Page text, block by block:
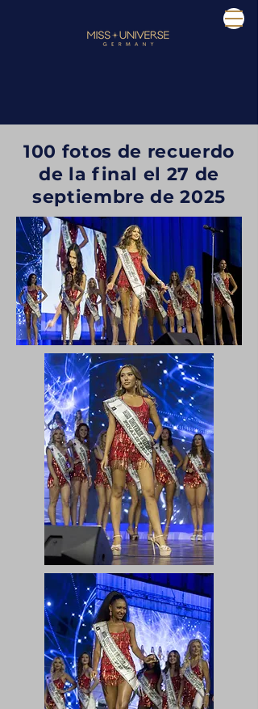
100 fotos de recuerdo
de la final el 27 de
septiembre de 2025